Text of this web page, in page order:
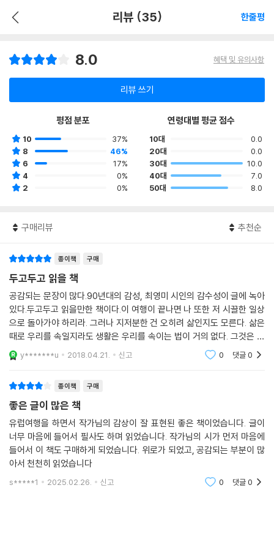
리뷰 (35) 한줄평
8.0 혜택 및 유의사항
리뷰 쓰기
평점 분포
10
37%
8
46%
6
17%
4
0%
2
0%
연령대별 평균 점수
10대
0.0
20대
0.0
30대
10.0
40대
7.0
50대
8.0
구매리뷰 추천순
종이책 구매
두고두고 읽을 책
공감되는 문장이 많다.90년대의 감성, 최영미 시인의 감수성이 글에 녹아
있다.두고두고 읽을만한 책이다.이 여행이 끝나면 나 또한 저 시끌한 일상
으로 돌아가야 하리라. 그러나 지저분한 건 오히려 삶인지도 모른다. 삶은
때로 우리를 속일지라도 생활은 우리를 속이는 법이 거의 없다. 그것은 때
맞춰 먹여주고 문지르고 닦아주기만 하면 결코 우리를 배반하지 않는다.
일상은 위대하다
y*******u 2018.04.21. 신고 0 댓글0
종이책 구매
좋은 글이 많은 책
유럽여행을 하면서 작가님의 감상이 잘 표현된 좋은 책이었습니다. 글이
너무 마음에 들어서 필사도 하며 읽었습니다. 작가님의 시가 먼저 마음에
들어서 이 책도 구매하게 되었습니다. 위로가 되었고, 공감되는 부분이 많
아서 천천히 읽었습니다
s*****1 2025.02.26. 신고 0 댓글0